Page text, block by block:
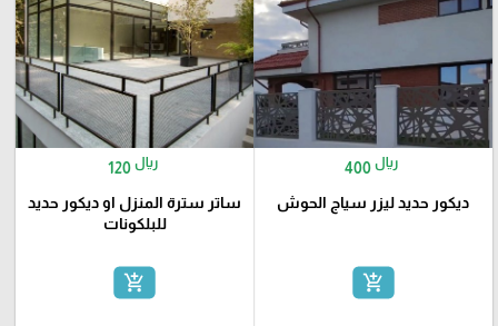
400 ريال
ديكور حديد ليزر سياج الحوش
add_shopping_cart
120 ريال
ساتر سترة المنزل او ديكور حديد
للبلكونات
add_shopping_cart